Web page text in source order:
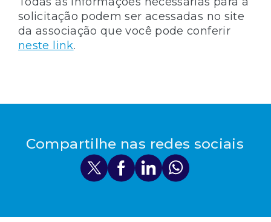
solicitação podem ser acessadas no site
da associação que você pode conferir
neste link.
Compartilhe nas redes sociais